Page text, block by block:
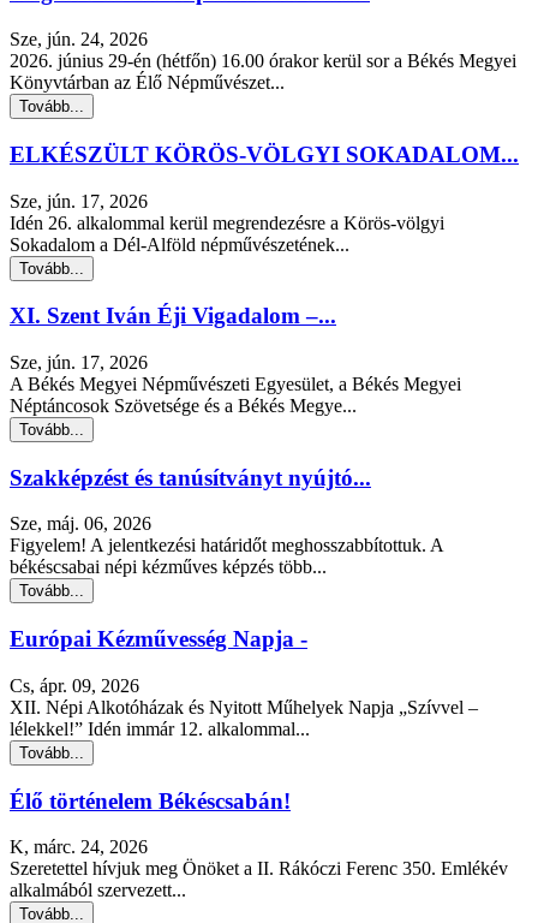
Sze, jún. 24, 2026
2026. június 29-én (hétfőn) 16.00 órakor kerül sor a Békés Megyei
Könyvtárban az Élő Népművészet...
Tovább...
ELKÉSZÜLT KÖRÖS-VÖLGYI SOKADALOM...
Sze, jún. 17, 2026
Idén 26. alkalommal kerül megrendezésre a Körös-völgyi
Sokadalom a Dél-Alföld népművészetének...
Tovább...
XI. Szent Iván Éji Vigadalom –...
Sze, jún. 17, 2026
A Békés Megyei Népművészeti Egyesület, a Békés Megyei
Néptáncosok Szövetsége és a Békés Megye...
Tovább...
Szakképzést és tanúsítványt nyújtó...
Sze, máj. 06, 2026
Figyelem! A jelentkezési határidőt meghosszabbítottuk. A
békéscsabai népi kézműves képzés több...
Tovább...
Európai Kézművesség Napja -
Cs, ápr. 09, 2026
XII. Népi Alkotóházak és Nyitott Műhelyek Napja „Szívvel –
lélekkel!” Idén immár 12. alkalommal...
Tovább...
Élő történelem Békéscsabán!
K, márc. 24, 2026
Szeretettel hívjuk meg Önöket a II. Rákóczi Ferenc 350. Emlékév
alkalmából szervezett...
Tovább...